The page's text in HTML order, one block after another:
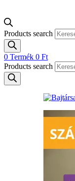
Products search
0 Termék 0 Ft
Products search